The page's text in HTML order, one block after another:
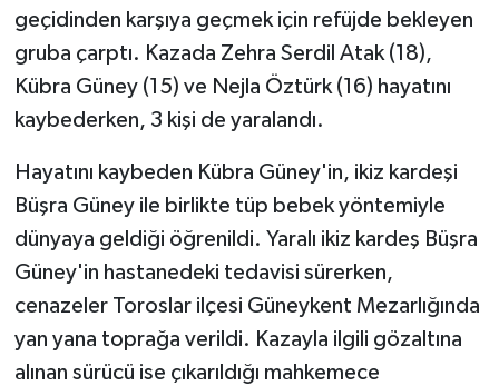
geçidinden karşıya geçmek için refüjde bekleyen
gruba çarptı. Kazada Zehra Serdil Atak (18),
Kübra Güney (15) ve Nejla Öztürk (16) hayatını
kaybederken, 3 kişi de yaralandı.
Hayatını kaybeden Kübra Güney'in, ikiz kardeşi
Büşra Güney ile birlikte tüp bebek yöntemiyle
dünyaya geldiği öğrenildi. Yaralı ikiz kardeş Büşra
Güney'in hastanedeki tedavisi sürerken,
cenazeler Toroslar ilçesi Güneykent Mezarlığında
yan yana toprağa verildi. Kazayla ilgili gözaltına
alınan sürücü ise çıkarıldığı mahkemece